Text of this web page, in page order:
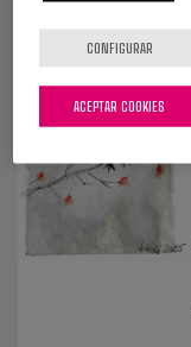
CONFIGURAR
ACEPTAR COOKIES